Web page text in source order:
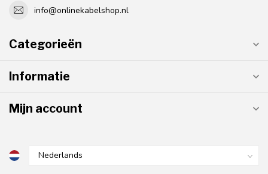
info@onlinekabelshop.nl
Categorieën
Informatie
Mijn account